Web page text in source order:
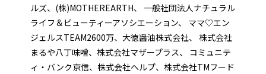
ルズ、(株)MOTHEREARTH、
⼀般社団法⼈ナチュラル
ライフ＆ビューティーアソシエーション、
ママ♡エン
ジェルスTEAM2600万、大徳醤油株式会社、 株式会社
まるや八丁味噌、株式会社マザープラス、
コミュニテ
ィ・バンク京信、株式会社ヘルプ、株式会社TMフード